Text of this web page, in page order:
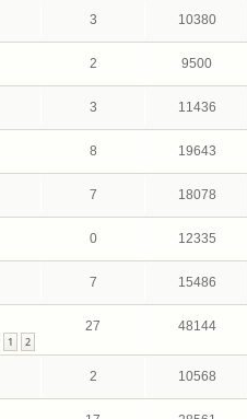
3 10380
2 9500
3 11436
8 19643
7 18078
0 12335
7 15486
1 2
27 48144
2 10568